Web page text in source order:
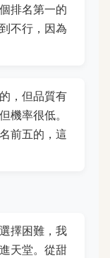
排名第一的
不行，因為
，但品質有
機率很低。
前五的，這
擇困難，我
天堂。從甜